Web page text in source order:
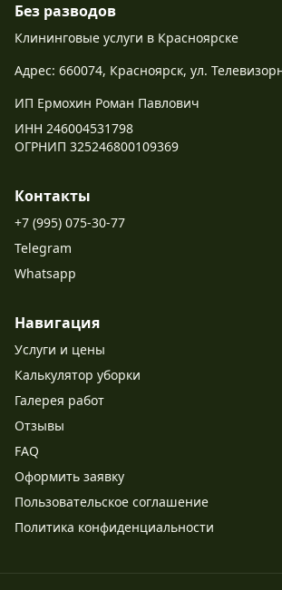
Без разводов
Клининговые услуги в Красноярске
Адрес: 660074, Красноярск, ул.
ИП Ермохин Роман Павлович
ИНН 246004531798
ОГРНИП 325246800109369
Контакты
+7 (995) 075-30-77
Telegram
Whatsapp
Навигация
Услуги и цены
Калькулятор уборки
Галерея работ
Отзывы
FAQ
Оформить заявку
Пользовательское соглашение
Политика конфиденциальности